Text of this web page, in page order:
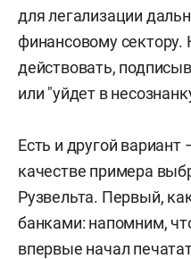
для легализации
финансовому сектору.
действовать,
или "уйдет в
Есть и другой вариант
качестве примера
Рузвельта. Первый,
банками: напомним,
впервые начал